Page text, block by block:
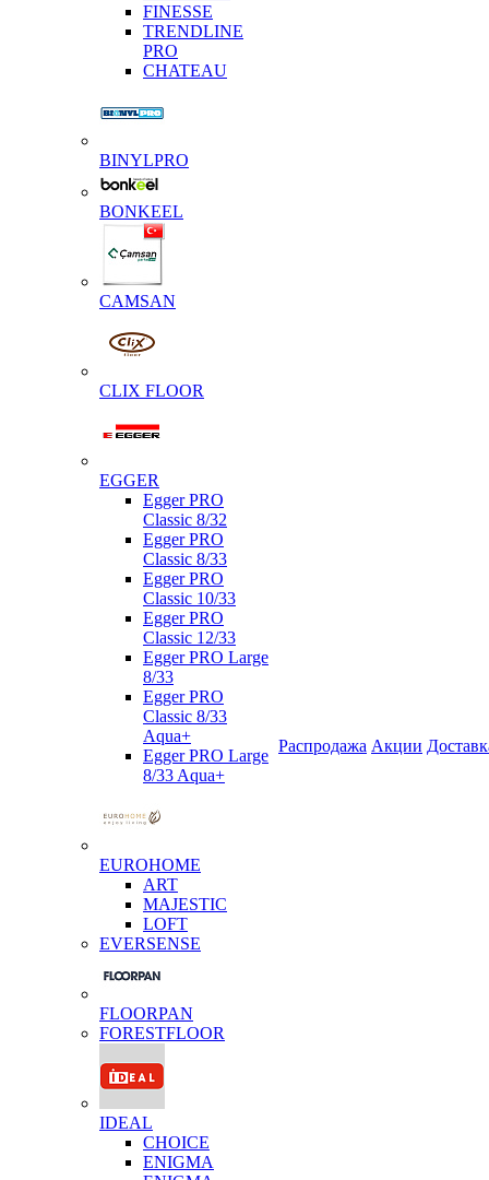
FINESSE
TRENDLINE
PRO
CHATEAU
BINYLPRO
BONKEEL
CAMSAN
CLIX FLOOR
EGGER
Egger PRO
Classic 8/32
Egger PRO
Classic 8/33
Egger PRO
Classic 10/33
Egger PRO
Classic 12/33
Egger PRO Large
8/33
Egger PRO
Classic 8/33
Aqua+
Egger PRO Large
8/33 Aqua+
EUROHOME
ART
MAJESTIC
LOFT
EVERSENSE
FLOORPAN
FORESTFLOOR
IDEAL
CHOICE
ENIGMA
Распродажа Акции